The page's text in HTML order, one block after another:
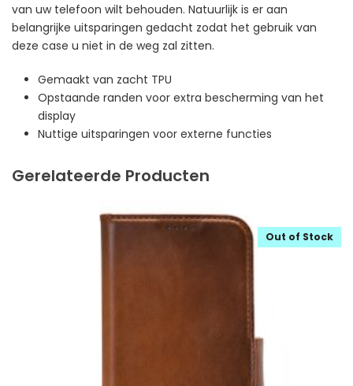
van uw telefoon wilt behouden. Natuurlijk is er aan
belangrijke uitsparingen gedacht zodat het gebruik van
deze case u niet in de weg zal zitten.
Gemaakt van zacht TPU
Opstaande randen voor extra bescherming van het
display
Nuttige uitsparingen voor externe functies
Gerelateerde Producten
Out of Stock